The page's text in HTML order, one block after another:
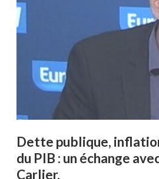
Dette publique,
du PIB : un échange
Carlier.